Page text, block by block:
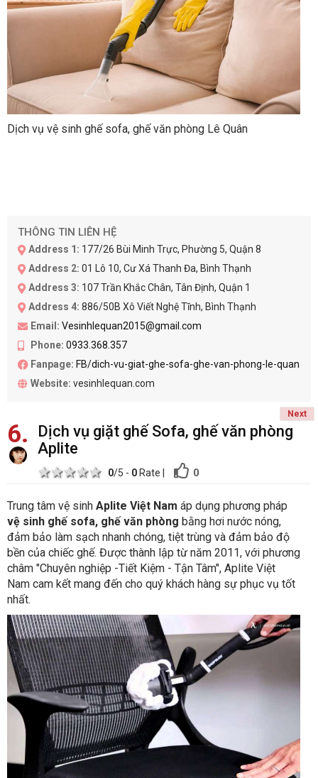
Dịch vụ vệ sinh ghế sofa, ghế văn phòng Lê Quân
THÔNG TIN LIÊN HỆ
Address 1: 177/26 Bùi Minh Trực, Phường 5, Quận 8
Address 2: 01 Lô 10, Cư Xá Thanh Đa, Bình Thạnh
Address 3: 107 Trần Khắc Chân, Tân Định, Quận 1
Address 4: 886/50B Xô Viết Nghệ Tĩnh, Bình Thạnh
Email: Vesinhlequan2015@gmail.com
Phone: 0933.368.357
Fanpage: FB/dich-vu-giat-ghe-sofa-ghe-van-phong-le-quan
Website: vesinhlequan.com
Next
6
Dịch vụ giặt ghế Sofa, ghế văn phòng
Aplite
5 stars
4 stars
3 stars
2 stars
1 star 0/5 - 0Rate | 0
Trung tâm vệ sinh Aplite Việt Nam áp dụng phương pháp
vệ sinh ghế sofa, ghế văn phòng bằng hơi nước nóng,
đảm bảo làm sạch nhanh chóng, tiệt trùng và đảm bảo độ
bền của chiếc ghế. Được thành lập từ năm 2011, với phương
châm "Chuyên nghiệp -Tiết Kiệm - Tận Tâm", Aplite Việt
Nam cam kết mang đến cho quý khách hàng sự phục vụ tốt
nhất.